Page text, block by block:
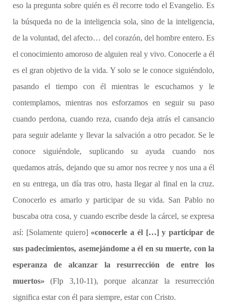
eso la pregunta sobre quién es él recorre todo el Evangelio. Es
la búsqueda no de la inteligencia sola, sino de la inteligencia,
de la voluntad, del afecto… del corazón, del hombre entero. Es
el conocimiento amoroso de alguien real y vivo. Conocerle a él
es el gran objetivo de la vida. Y solo se le conoce siguiéndolo,
pasando el tiempo con él mientras le escuchamos y le
contemplamos, mientras nos esforzamos en seguir su paso
cuando perdona, cuando reza, cuando deja atrás el cansancio
para seguir adelante y llevar la salvación a otro pecador. Se le
conoce siguiéndole, suplicando su ayuda cuando nos
quedamos atrás, dejando que su amor nos recree y nos una a él
en su entrega, un día tras otro, hasta llegar al final en la cruz.
Conocerlo es amarlo y participar de su vida. San Pablo no
buscaba otra cosa, y cuando escribe desde la cárcel, se expresa
así: [Solamente quiero] «conocerle a él […] y participar de
sus padecimientos, asemejándome a él en su muerte, con la
esperanza de alcanzar la resurrección de entre los
muertos» (Flp 3,10-11), porque alcanzar la resurrección
significa estar con él para siempre, estar con Cristo.